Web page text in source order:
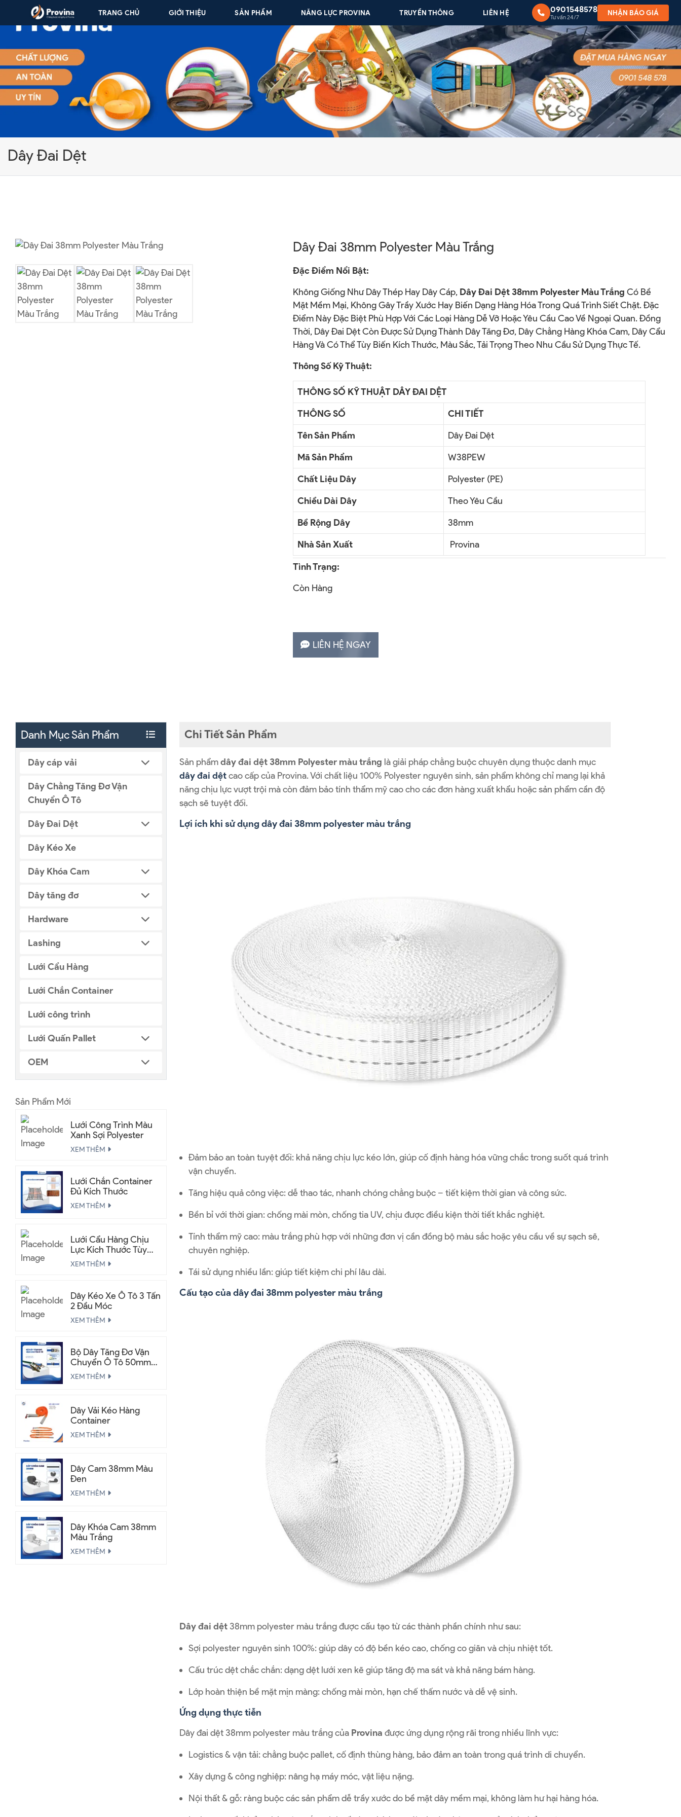
Skip to content
TRANG CHỦ GIỚI THIỆU SẢN PHẨM NĂNG LỰC PROVINA TRUYỀN THÔNG LIÊN HỆ 0901548578
Tư vấn 24/7
NHẬN BÁO GIÁ
Dây Đai Dệt
Dây Đai 38mm Polyester Màu Trắng
Đặc Điểm Nổi Bật:
Không Giống Như Dây Thép Hay Dây Cáp, Dây Đai Dệt 38mm Polyester Màu Trắng Có Bề
Mặt Mềm Mại, Không Gây Trầy Xước Hay Biến Dạng Hàng Hóa Trong Quá Trình Siết Chặt. Đặc
Điểm Này Đặc Biệt Phù Hợp Với Các Loại Hàng Dễ Vỡ Hoặc Yêu Cầu Cao Về Ngoại Quan. Đồng
Thời, Dây Đai Dệt Còn Được Sử Dụng Thành Dây Tăng Đơ, Dây Chằng Hàng Khóa Cam, Dây Cẩu
Hàng Và Có Thể Tùy Biến Kích Thước, Màu Sắc, Tải Trọng Theo Nhu Cầu Sử Dụng Thực Tế.
Thông Số Kỹ Thuật:
THÔNG SỐ KỸ THUẬT DÂY ĐAI DỆT
THÔNG SỐ
CHI TIẾT
Tên Sản Phẩm
Dây Đai Dệt
Mã Sản Phẩm
W38PEW
Chất Liệu Dây
Polyester (PE)
Chiều Dài Dây
Theo Yêu Cầu
Bề Rộng Dây
38mm
Nhà Sản Xuất
Provina
Tình Trạng:
Còn Hàng
LIÊN HỆ NGAY
Danh Mục Sản Phẩm
Dây cáp vải
Dây Chằng Tăng Đơ Vận
Chuyển Ô Tô
Dây Đai Dệt
Dây Kéo Xe
Dây Khóa Cam
Dây tăng đơ
Hardware
Lashing
Lưới Cẩu Hàng
Lưới Chắn Container
Lưới công trình
Lưới Quấn Pallet
OEM
Sản Phẩm Mới
Lưới Công Trình Màu
Xanh Sợi Polyester
XEM THÊM
Lưới Chắn Container
Đủ Kích Thước
XEM THÊM
Lưới Cẩu Hàng Chịu
Lực Kích Thước Tùy
Chỉnh
XEM THÊM
Dây Kéo Xe Ô Tô 3 Tấn
2 Đầu Móc
XEM THÊM
Bộ Dây Tăng Đơ Vận
Chuyển Ô Tô 50mm
2.5 Tấn
XEM THÊM
Dây Vải Kéo Hàng
Container
XEM THÊM
Dây Cam 38mm Màu
Đen
XEM THÊM
Dây Khóa Cam 38mm
Màu Trắng
XEM THÊM
Chi Tiết Sản Phẩm
Sản phẩmdây đai dệt 38mm Polyester màu trắng là giải pháp chằng buộc chuyên dụng thuộc danh mục
dây đai dệtcao cấp của Provina. Với chất liệu 100% Polyester nguyên sinh, sản phẩm không chỉ mang lại khả
năng chịu lực vượt trội mà còn đảm bảo tính thẩm mỹ cao cho các đơn hàng xuất khẩu hoặc sản phẩm cần độ
sạch sẽ tuyệt đối.
Lợi ích khi sử dụng dây đai 38mm polyester màu trắng
Đảm bảo an toàn tuyệt đối: khả năng chịu lực kéo lớn, giúp cố định hàng hóa vững chắc trong suốt quá trình
vận chuyển.
Tăng hiệu quả công việc: dễ thao tác, nhanh chóng chằng buộc – tiết kiệm thời gian và công sức.
Bền bỉ với thời gian: chống mài mòn, chống tia UV, chịu được điều kiện thời tiết khắc nghiệt.
Tính thẩm mỹ cao: màu trắng phù hợp với những đơn vị cần đồng bộ màu sắc hoặc yêu cầu về sự sạch sẽ,
chuyên nghiệp.
Tái sử dụng nhiều lần: giúp tiết kiệm chi phí lâu dài.
Cấu tạo của dây đai 38mm polyester màu trắng
Dây đai dệt38mm polyester màu trắng được cấu tạo từ các thành phần chính như sau:
Sợi polyester nguyên sinh 100%: giúp dây có độ bền kéo cao, chống co giãn và chịu nhiệt tốt.
Cấu trúc dệt chắc chắn: dạng dệt lưới xen kẽ giúp tăng độ ma sát và khả năng bám hàng.
Lớp hoàn thiện bề mặt mịn màng: chống mài mòn, hạn chế thấm nước và dễ vệ sinh.
Ứng dụng thực tiễn
Dây đai dệt 38mm polyester màu trắng của Provina được ứng dụng rộng rãi trong nhiều lĩnh vực:
Logistics & vận tải: chằng buộc pallet, cố định thùng hàng, bảo đảm an toàn trong quá trình di chuyển.
Xây dựng & công nghiệp: nâng hạ máy móc, vật liệu nặng.
Nội thất & gỗ: ràng buộc các sản phẩm dễ trầy xước do bề mặt dây mềm mại, không làm hư hại hàng hóa.